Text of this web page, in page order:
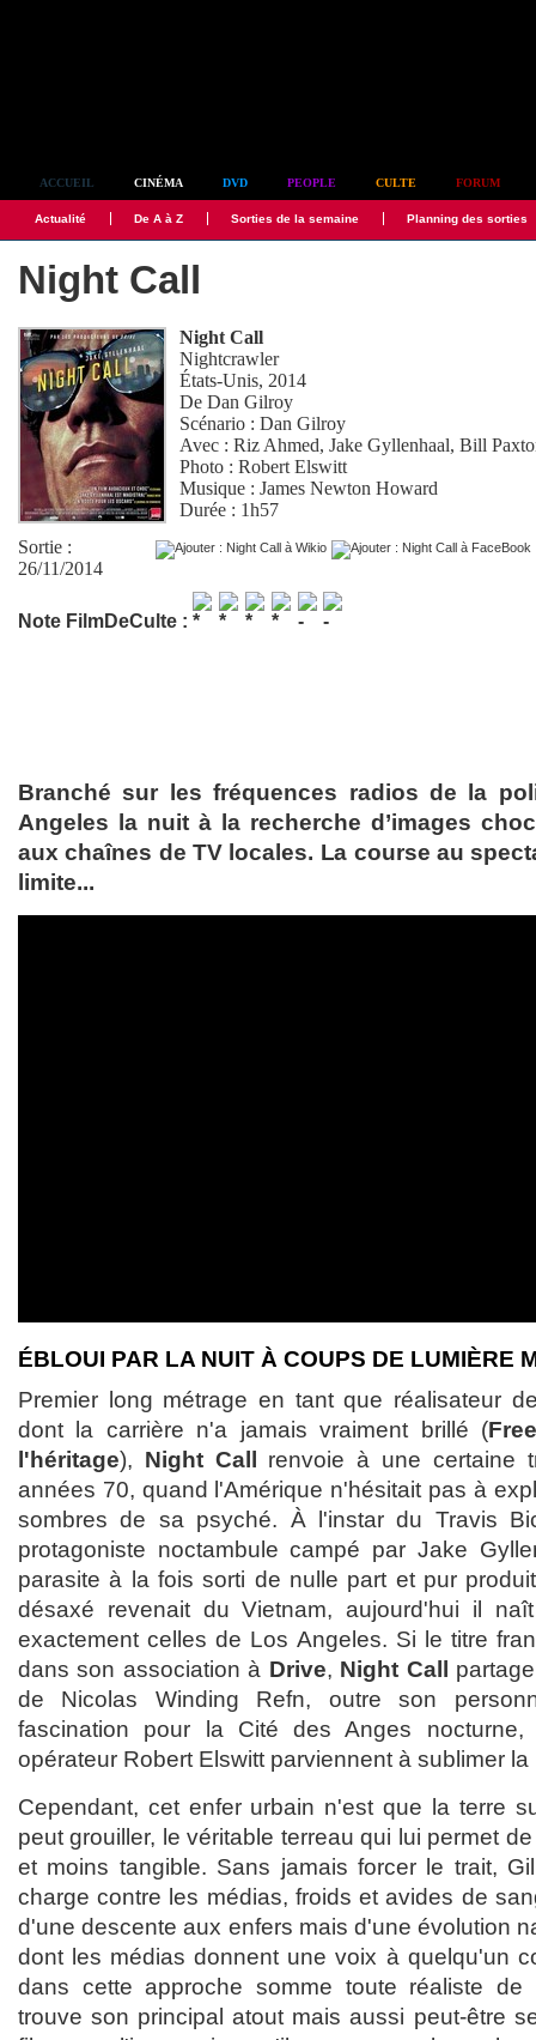
ACCUEIL CINÉMA DVD PEOPLE CULTE FORUM
Actualité De A à Z Sorties de la semaine Planning des sorties
Night Call
Night Call
Nightcrawler
États-Unis, 2014
DeDan Gilroy
Scénario :Dan Gilroy
Avec :Riz Ahmed,Jake Gyllenhaal,Bill
Photo :Robert Elswitt
Musique :James Newton Howard
Durée : 1h57
Sortie :
26/11/2014
Note FilmDeCulte :
Branché sur les fréquences radios de la
Angeles la nuit à la recherche d’images
aux chaînes de TV locales. La course au
limite...
ÉBLOUI PAR LA NUIT À COUPS DE LUMIÈRE
Premier long métrage en tant que réalisateur
dont la carrière n'a jamais vraiment brillé (
l'héritage), Night Call
renvoie à une certaine
années 70, quand l'Amérique n'hésitait pas à
sombres de sa psyché. À l'instar du Travis
protagoniste noctambule campé par Jake
parasite à la fois sorti de nulle part et pur
désaxé revenait du Vietnam, aujourd'hui il
exactement celles de Los Angeles. Si le titre
dans son association à Drive, Night Call
de Nicolas Winding Refn, outre son
fascination pour la Cité des Anges
opérateur Robert Elswitt parviennent à sublimer
Cependant, cet enfer urbain n'est que la terre
peut grouiller, le véritable terreau qui lui permet
et moins tangible. Sans jamais forcer le trait,
charge contre les médias, froids et avides de
d'une descente aux enfers mais d'une évolution
dont les médias donnent une voix à quelqu'un
dans cette approche somme toute réaliste
trouve son principal atout mais aussi peut-être